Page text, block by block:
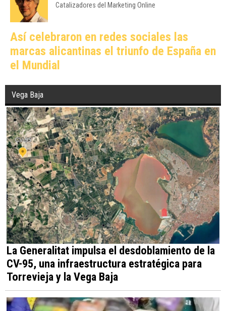
Catalizadores del Marketing Online
Así celebraron en redes sociales las
marcas alicantinas el triunfo de España en
el Mundial
Vega Baja
La Generalitat impulsa el desdoblamiento de la
CV-95, una infraestructura estratégica para
Torrevieja y la Vega Baja